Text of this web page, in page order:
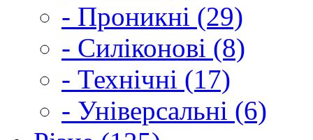
- Проникні (29)
- Силіконові (8)
- Технічні (17)
- Універсальні (6)